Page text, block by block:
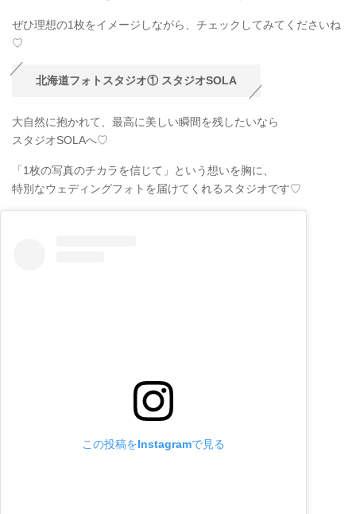
ぜひ理想の1枚をイメージしながら、チェックしてみてくださいね
♡
北海道フォトスタジオ① スタジオSOLA
大自然に抱かれて、最高に美しい瞬間を残したいなら
スタジオSOLAへ♡
「1枚の写真のチカラを信じて」という想いを胸に、
特別なウェディングフォトを届けてくれるスタジオです♡
この投稿をInstagramで見る